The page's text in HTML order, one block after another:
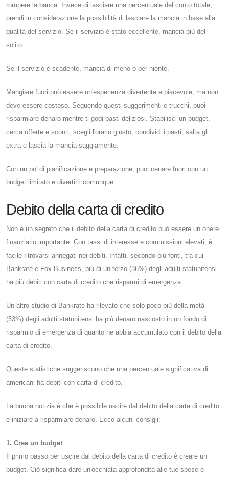
rompere la banca. Invece di lasciare una percentuale del conto totale,
prendi in considerazione la possibilità di lasciare la mancia in base alla
qualità del servizio. Se il servizio è stato eccellente, mancia più del
solito.
Se il servizio è scadente, mancia di meno o per niente.
Mangiare fuori può essere un'esperienza divertente e piacevole, ma non
deve essere costoso. Seguendo questi suggerimenti e trucchi, puoi
risparmiare denaro mentre ti godi pasti deliziosi. Stabilisci un budget,
cerca offerte e sconti, scegli l'orario giusto, condividi i pasti, salta gli
extra e lascia la mancia saggiamente.
Con un po' di pianificazione e preparazione, puoi cenare fuori con un
budget limitato e divertirti comunque.
Debito della carta di credito
Non è un segreto che il debito della carta di credito può essere un onere
finanziario importante. Con tassi di interesse e commissioni elevati, è
facile ritrovarsi annegati nei debiti. Infatti, secondo più fonti, tra cui
Bankrate e Fox Business, più di un terzo (36%) degli adulti statunitensi
ha più debiti con carta di credito che risparmi di emergenza.
Un altro studio di Bankrate ha rilevato che solo poco più della metà
(53%) degli adulti statunitensi ha più denaro nascosto in un fondo di
risparmio di emergenza di quanto ne abbia accumulato con il debito della
carta di credito.
Queste statistiche suggeriscono che una percentuale significativa di
americani ha debiti con carta di credito.
La buona notizia è che è possibile uscire dal debito della carta di credito
e iniziare a risparmiare denaro. Ecco alcuni consigli:
1. Crea un budget
Il primo passo per uscire dal debito della carta di credito è creare un
budget. Ciò significa dare un'occhiata approfondita alle tue spese e